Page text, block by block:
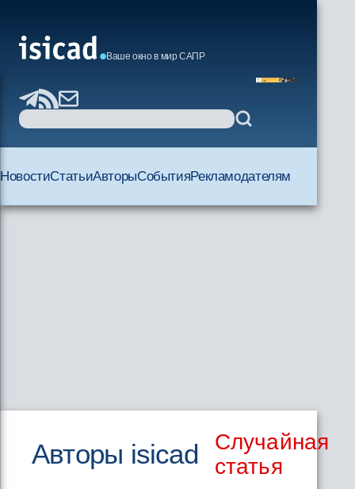
Ваше окно в мир САПР
НовостиСтатьиАвторыСобытияРекламодателям
Авторы isicad
Случайная
статья